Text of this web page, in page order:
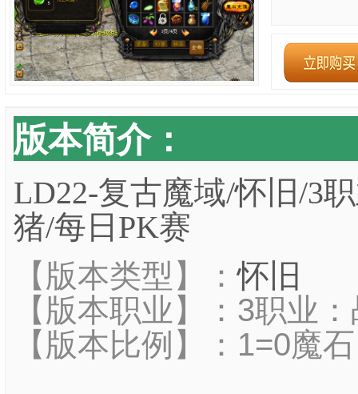
版本简介：
LD22-复古魔域/怀旧/3
猪/每日PK赛
【版本类型】：怀旧
【版本职业】：3职业
【版本比例】：1=0魔石